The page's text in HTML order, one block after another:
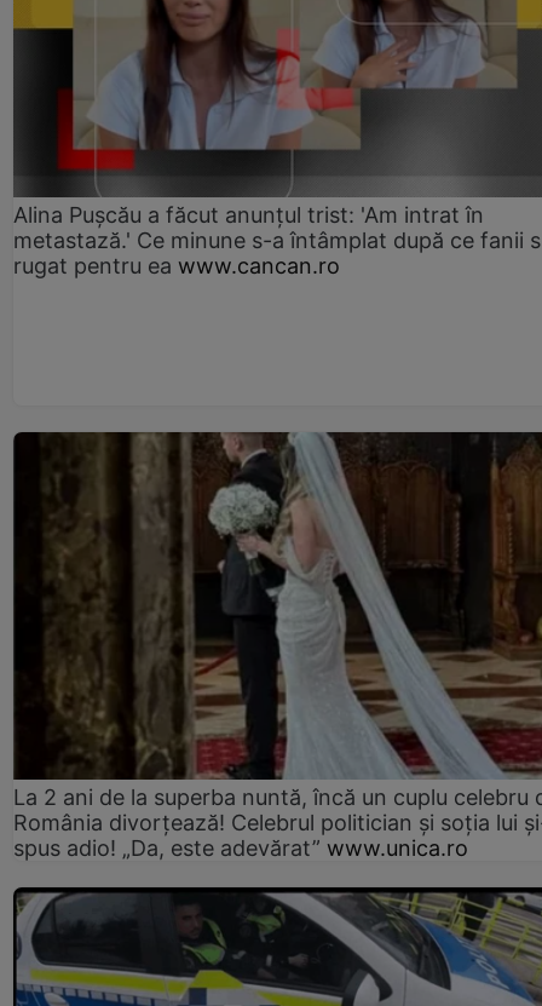
Alina Pușcău a făcut anunțul trist: 'Am intrat în
metastază.' Ce minune s-a întâmplat după ce fanii
rugat pentru ea www.cancan.ro
La 2 ani de la superba nuntă, încă un cuplu celebru
România divorțează! Celebrul politician și soția lui
spus adio! „Da, este adevărat” www.unica.ro